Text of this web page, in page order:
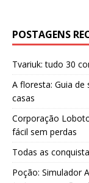
POSTAGENS
Tvariuk: tudo 30
A floresta: Guia de
casas
Corporação
fácil sem perdas
Todas as
Poção: Simulador